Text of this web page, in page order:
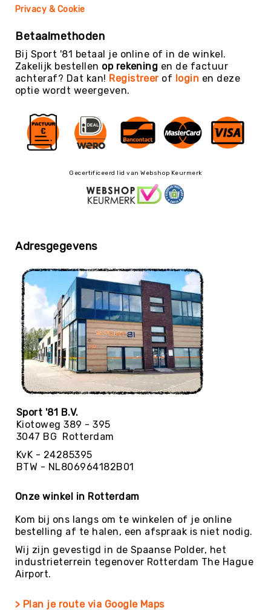
BALLEN
Sportballen
American
Football
Basketballen
Floorball
Golfballen
Honkballen
Korfballen
Tennisballen
Voetballen
Volleyballen
Speelballen
Trefballen
Foamballen
Luchtgevulde
ballen
Speciale
ballen
Skippyballen
Sportballen
-
Pakketten
Speelballen
-
Pakketten
Pakketten
Privacy & Cookie
Betaalmethoden
Bij Sport '81 betaal je online of in de winkel.
Zakelijk bestellen op rekening en de factuur
achteraf? Dat kan! Registreerof login en deze
optie wordt weergeven.
Gecertificeerd lid van Webshop Keurmerk
Adresgegevens
Sport '81 B.V.
Kiotoweg 389 - 395
3047 BG Rotterdam
KvK - 24285395
BTW - NL806964182B01
Onze winkel in Rotterdam
Kom bij ons langs om te winkelen of je online
bestelling af te halen, een afspraak is niet nodig.
Wij zijn gevestigd in de Spaanse Polder, het
industrieterrein tegenover Rotterdam The Hague
Airport.
> Plan je route via Google Maps